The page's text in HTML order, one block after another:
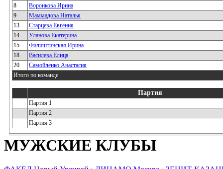
8
Воронкова Ирина
9
Маммадова Наталья
13
Старцева Евгения
14
Уланова Екатерина
15
Филиштинская Ирина
18
Василева Елица
20
Самойленко Анастасия
Итого по команде
Партия
Партия 1
Партия 2
Партия 3
МУЖСКИЕ КЛУБЫ